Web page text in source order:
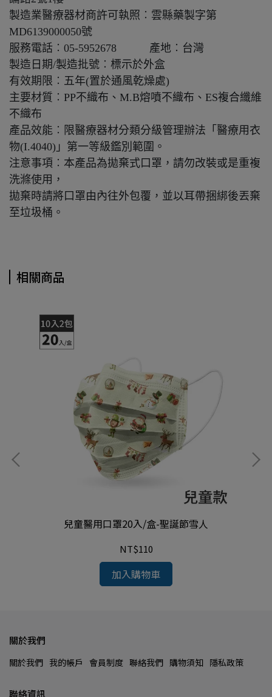
製造業醫療器材商許可執照︰雲縣藥製字第
MD6139000050號
服務電話︰05-5952678 產地︰台灣
製造日期/製造批號︰標示於外盒
有效期限︰五年(置於通風乾燥處)
主要材質︰PP不織布、M.B熔噴不織布、ES複合纖維
不織布
產品效能︰限醫療器材分類分級管理辦法「醫療用衣
物(I.4040)」第一等級鑑別範圍。
注意事項︰本產品為拋棄式口罩，請勿改裝或是重複
洗滌使用，
拋棄時請將口罩由內往外包覆，並以耳帶捆綁後丟棄
至垃圾桶。
相關商品
兒童醫用口罩20入/盒-聖誕節雪人
NT$110
加入購物車
關於我們
關於我們 我的帳戶 會員制度 聯絡我們 購物須知 隱私政策
聯絡資訊